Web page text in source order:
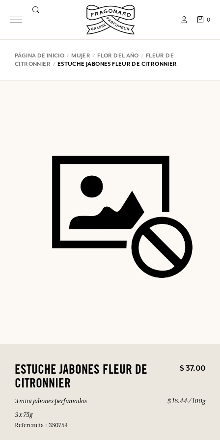
0
PÁGINA DE INICIO MUJER FLOR DEL AÑO
FLEUR DE
CITRONNIER
ESTUCHE JABONES FLEUR DE CITRONNIER
ESTUCHE JABONES FLEUR DE
CITRONNIER
$ 37.00
3 mini jabones perfumados
3 x 75g
Referencia : 3S0754
$ 16.44 / 100g